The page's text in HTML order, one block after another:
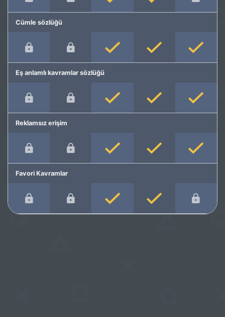
Cümle sözlüğü
Eş anlamlı kavramlar sözlüğü
Reklamsız erişim
Favori Kavramlar